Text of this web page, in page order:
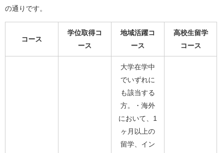
の通りです。
コース
学位取得コ
ース
地域活躍コ
ース
高校生留学
コース
大学在学中
でいずれに
も該当する
方。・海外
において、1
ヶ月以上の
留学、イン